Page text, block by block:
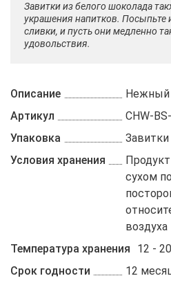
Завитки из белого шоколада
украшения напитков. Посыпьте
сливки, и пусть они медленно
удовольствия.
Описание
Нежный
Артикул
CHW-
Упаковка
Условия хранения
сухом
воздуха
Температура хранения
12 -
Срок годности
12